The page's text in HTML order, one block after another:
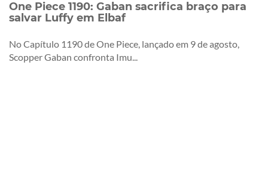
One Piece 1190: Gaban sacrifica braço para
salvar Luffy em Elbaf
No Capítulo 1190 de One Piece, lançado em 9 de agosto,
Scopper Gaban confronta Imu...